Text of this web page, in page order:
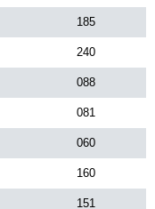
185
240
088
081
060
160
151